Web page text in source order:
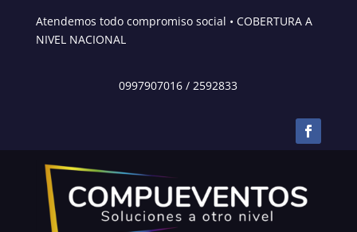
Atendemos todo compromiso social • COBERTURA A
NIVEL NACIONAL
0997907016 /2592833